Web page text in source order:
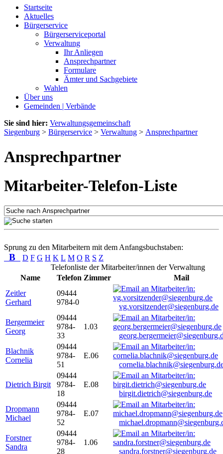
Startseite
Aktuelles
Bürgerservice
Bürgerserviceportal
Verwaltung
Ihr Anliegen
Ansprechpartner
Formulare
Ämter und Sachgebiete
Wahlen
Über uns
Gemeinden | Verbände
Sie sind hier: Verwaltungsgemeinschaft
Siegenburg > Bürgerservice > Verwaltung > Ansprechpartner
Ansprechpartner
Mitarbeiter-Telefon-Liste
Sprung zu den Mitarbeitern mit dem Anfangsbuchstaben:
B D F G H K L M O R S Z
Telefonliste der Mitarbeiter/innen der Verwaltung
Name
Telefon Zimmer
Mail
Zeitler
Gerhard
09444
9784-0
vg.vorsitzender@siegenburg.de
Bergermeier
Georg
09444
9784-
33
1.03
Blachnik
Cornelia
09444
9784-
51
E.06
Dietrich Birgit
09444
9784-
18
E.08
birgit.dietrich@siegenburg.de
Dropmann
Michael
09444
9784-
52
E.07
Forstner
Sandra
09444
9784-
28
1.06
sandra.forstner@siegenburg.de